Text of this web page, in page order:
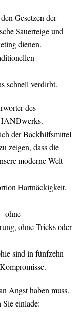
Gesetzen der
Sauerteige und
dienen.
schnell verdirbt.
des
der Backhilfsmittel
zeigen, dass die
moderne Welt
Hartnäckigkeit,
ohne
ohne Tricks oder
sind in fünfzehn
Angst haben muss.
einlade: